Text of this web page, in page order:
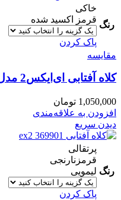
رنگ
خاکی
قرمز اکسید شده
پاک کردن
مقایسه
کلاه آفتابی ای‌ایکس2 مدل 341316
1,050,000 تومان
افزودن به علاقه‌مندی
دیدن سریع
رنگ
پرتقالی
قرمزنارنجی
لیمویی
پاک کردن